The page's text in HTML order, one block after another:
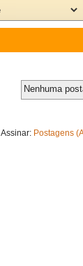
Nenhuma
Assinar: Postagens